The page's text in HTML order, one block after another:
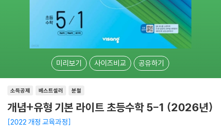
미리보기 사이즈비교 공유하기
소득공제 베스트셀러 분철
개념+유형 기본 라이트 초등수학 5-1 (2026년)
2022 개정 교육과정